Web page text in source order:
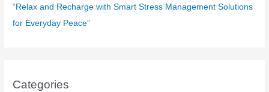
“Relax and Recharge with Smart Stress Management Solutions
for Everyday Peace”
Categories